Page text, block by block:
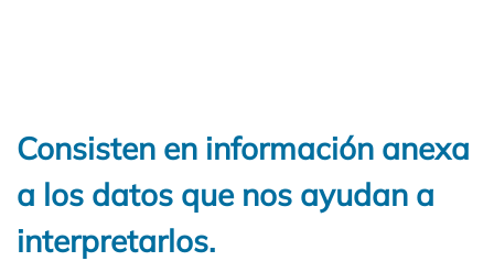
Consisten en información anexa
a los datos que nos ayudan a
interpretarlos.